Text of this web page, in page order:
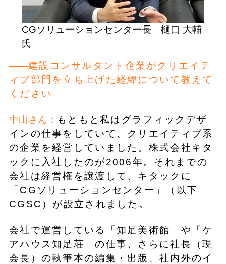
CGソリューションセンター長 樋口 大輔
氏
建設コンサルタント企業がクリエイテ
ィブ部門を立ち上げた経緯について教えて
ください
中山さん： もともと私はグラフィックデザ
インの仕事をしていて、クリエイティブ系
の企業を経営していました。株式会社キタ
ックに入社したのが2006年。それまでの
会社は経営権を譲渡して、キタックに
「CGソリューションセンター」（以下
CGSC）が設立されました。
会社で運営している「知足美術館」や「ケ
アハウス知足荘」の仕事、さらに社長（現
会長）の執筆本の編集・出版、社内外のイ